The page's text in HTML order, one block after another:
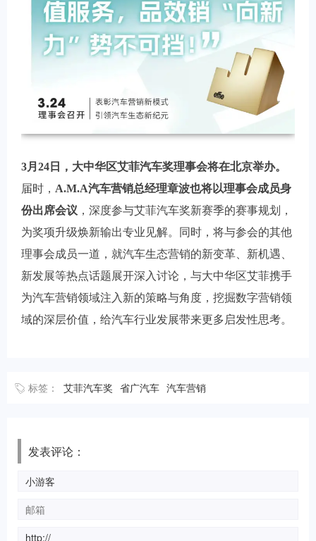
3月24日，大中华区艾菲汽车奖理事会将在北京举办。
届时， A.M.A汽车营销总经理章波也将以理事会成员身
份出席会议 ，深度参与艾菲汽车奖新赛季的赛事规划，
为奖项升级焕新输出专业见解。同时，将与参会的其他
理事会成员一道，就汽车生态营销的新变革、新机遇、
新发展等热点话题展开深入讨论，与大中华区艾菲携手
为汽车营销领域注入新的策略与角度，挖掘数字营销领
域的深层价值，给汽车行业发展带来更多启发性思考。
标签： 艾菲汽车奖 省广汽车 汽车营销
发表评论：